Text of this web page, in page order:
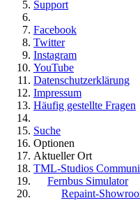
Support
Facebook
Twitter
Instagram
YouTube
Datenschutzerklärung
Impressum
Häufig gestellte Fragen
Suche
Optionen
Aktueller Ort
TML-Studios
Fernbus Simulator
Repaint-